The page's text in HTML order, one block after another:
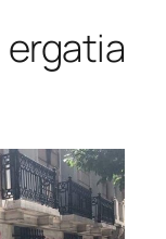
ergatia